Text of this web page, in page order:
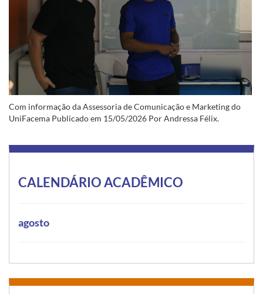
Com informação da Assessoria de Comunicação e Marketing do
UniFacema Publicado em 15/05/2026 Por Andressa Félix.
CALENDÁRIO ACADÊMICO
agosto